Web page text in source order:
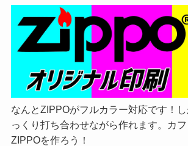
なんとZIPPOがフルカラー対応です！
っくり打ち合わせながら作れます。カ
ZIPPOを作ろう！